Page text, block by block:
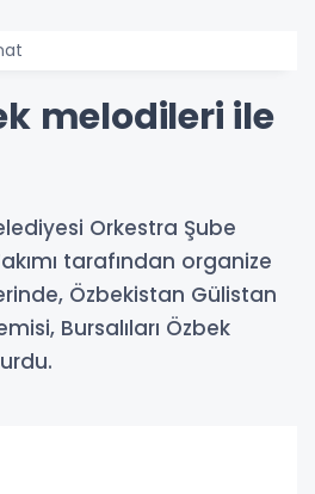
melodileri ile
Orkestra Şube
tarafından organize
Özbekistan Gülistan
Bursalıları Özbek